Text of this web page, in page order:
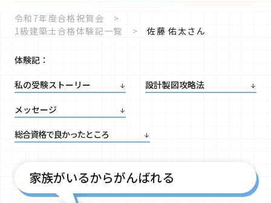
令和7年度合格祝賀会
1級建築士合格体験記一覧
佐藤 佑太さん
家族がいるからがんばれる
体験記：
私の受験ストーリー 設計製図攻略法
メッセージ
総合資格で良かったところ